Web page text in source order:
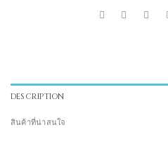
DESCRIPTION
สินค้าที่น่าสนใจ